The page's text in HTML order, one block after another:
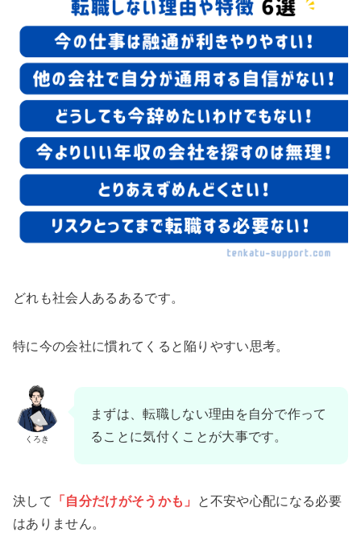
どれも社会人あるあるです。
特に今の会社に慣れてくると陥りやすい思考。
くろき
まずは、転職しない理由を自分で作って
ることに気付くことが大事です。
決して 「自分だけがそうかも」
と不安や心配になる必要
はありません。